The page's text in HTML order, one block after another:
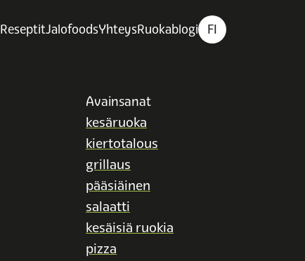
ReseptitJalofoodsYhteysRuokablogi FI
Avainsanat
kesäruoka
kiertotalous
grillaus
pääsiäinen
salaatti
kesäisiä ruokia
pizza